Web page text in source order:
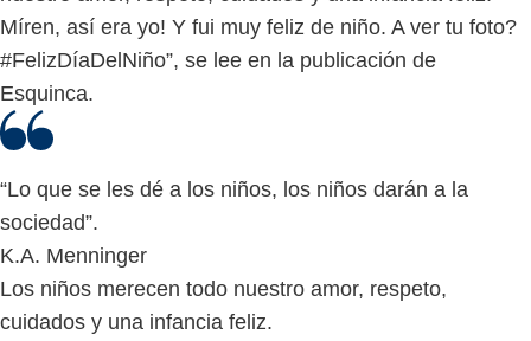
Míren, así era yo! Y fui muy feliz de niño. A ver tu foto?
#FelizDíaDelNiño”, se lee en la publicación de
Esquinca.
“Lo que se les dé a los niños, los niños darán a la
sociedad”.
K.A. Menninger
Los niños merecen todo nuestro amor, respeto,
cuidados y una infancia feliz.